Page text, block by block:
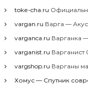
toke-cha.ru
vargan.ru Варга —
varganca.ru Варганка
varganist.ru Варганист
vargshop.ru Варганы
Хомус — Спутник